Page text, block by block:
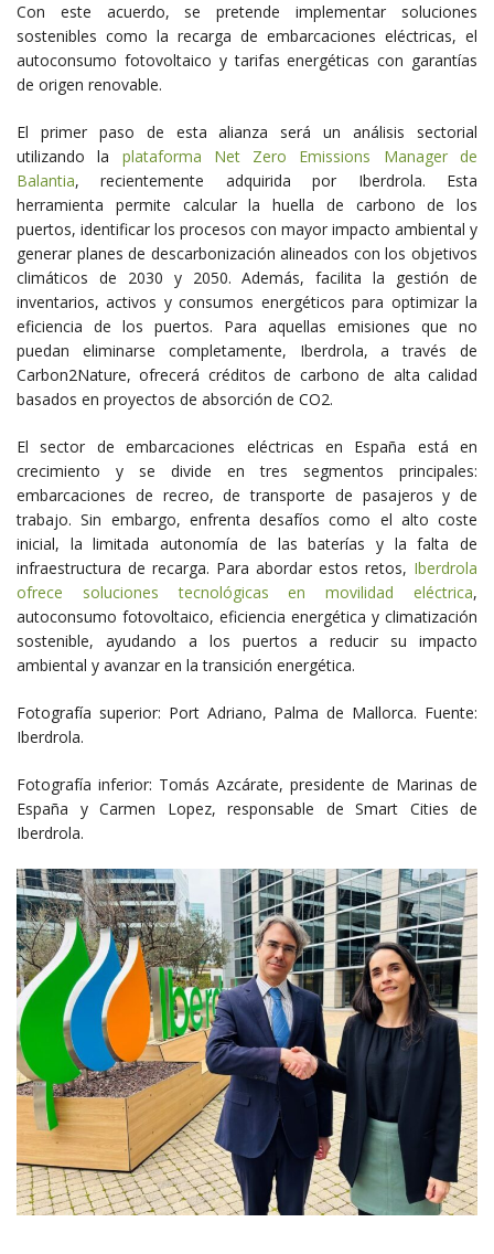
Con este acuerdo, se pretende implementar soluciones
sostenibles como la recarga de embarcaciones eléctricas, el
autoconsumo fotovoltaico y tarifas energéticas con garantías
de origen renovable.
El primer paso de esta alianza será un análisis sectorial
utilizando la plataforma Net Zero Emissions Manager de
Balantia, recientemente adquirida por Iberdrola. Esta
herramienta permite calcular la huella de carbono de los
puertos, identificar los procesos con mayor impacto ambiental y
generar planes de descarbonización alineados con los objetivos
climáticos de 2030 y 2050. Además, facilita la gestión de
inventarios, activos y consumos energéticos para optimizar la
eficiencia de los puertos. Para aquellas emisiones que no
puedan eliminarse completamente, Iberdrola, a través de
Carbon2Nature, ofrecerá créditos de carbono de alta calidad
basados en proyectos de absorción de CO2.
El sector de embarcaciones eléctricas en España está en
crecimiento y se divide en tres segmentos principales:
embarcaciones de recreo, de transporte de pasajeros y de
trabajo. Sin embargo, enfrenta desafíos como el alto coste
inicial, la limitada autonomía de las baterías y la falta de
infraestructura de recarga. Para abordar estos retos, Iberdrola
ofrece soluciones tecnológicas en movilidad eléctrica,
autoconsumo fotovoltaico, eficiencia energética y climatización
sostenible, ayudando a los puertos a reducir su impacto
ambiental y avanzar en la transición energética.
Fotografía superior: Port Adriano, Palma de Mallorca. Fuente:
Iberdrola.
Fotografía inferior: Tomás Azcárate, presidente de Marinas de
España y Carmen Lopez, responsable de Smart Cities de
Iberdrola.